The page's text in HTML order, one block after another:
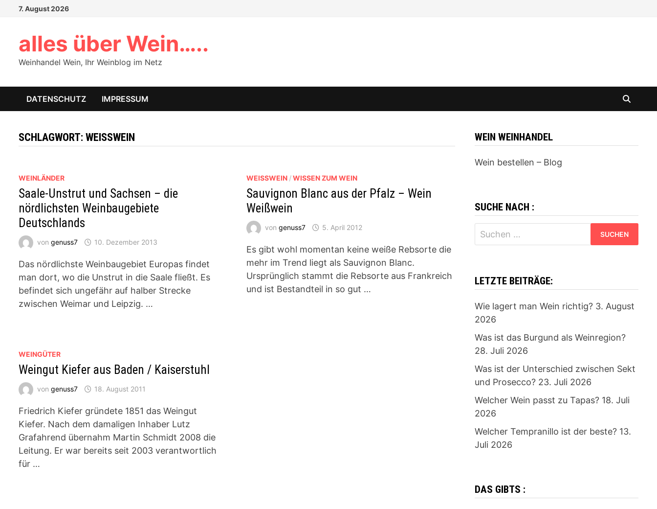
7. August 2026
alles über Wein…..
Weinhandel Wein, Ihr Weinblog im Netz
DATENSCHUTZ IMPRESSUM
SCHLAGWORT:WEISSWEIN
WEINLÄNDER
Saale-Unstrut und Sachsen – die
nördlichsten Weinbaugebiete
Deutschlands
vongenuss7 10. Dezember 2013
Das nördlichste Weinbaugebiet Europas findet
man dort, wo die Unstrut in die Saale fließt. Es
befindet sich ungefähr auf halber Strecke
zwischen Weimar und Leipzig. …
WEISSWEIN/WISSEN ZUM WEIN
Sauvignon Blanc aus der Pfalz – Wein
Weißwein
von genuss7 5. April 2012
Es gibt wohl momentan keine weiße Rebsorte die
mehr im Trend liegt als Sauvignon Blanc.
Ursprünglich stammt die Rebsorte aus Frankreich
und ist Bestandteil in so gut …
WEINGÜTER
Weingut Kiefer aus Baden / Kaiserstuhl
vongenuss7 18. August 2011
Friedrich Kiefer gründete 1851 das Weingut
Kiefer. Nach dem damaligen Inhaber Lutz
Grafahrend übernahm Martin Schmidt 2008 die
Leitung. Er war bereits seit 2003 verantwortlich
für …
WEIN WEINHANDEL
Wein bestellen – Blog
SUCHE NACH :
Suchen
nach:
LETZTE BEITRÄGE:
Wie lagert man Wein richtig? 3. August
2026
Was ist das Burgund als Weinregion?
28. Juli 2026
Was ist der Unterschied zwischen Sekt
und Prosecco? 23. Juli 2026
Welcher Wein passt zu Tapas? 18. Juli
2026
Welcher Tempranillo ist der beste? 13.
Juli 2026
DAS GIBTS :